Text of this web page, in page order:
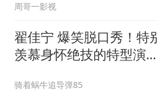
周哥一影视
翟佳宁 爆笑脱口秀！特
羡慕身怀绝技的特型演
骑着蜗牛追导弹85